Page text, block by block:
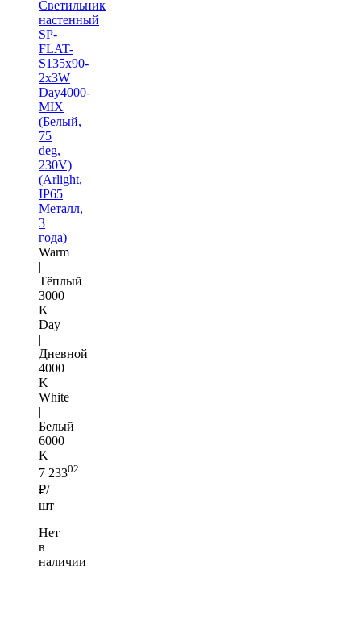
Светильник
настенный
SP-
FLAT-
S135x90-
2x3W
Day4000-
MIX
(Белый,
75
deg,
230V)
(Arlight,
IP65
Металл,
3
года)
Warm
|
Тёплый
3000
K
Day
|
Дневной
4000
K
White
|
Белый
6000
K
7 23302
₽/
шт
Нет
в
наличии